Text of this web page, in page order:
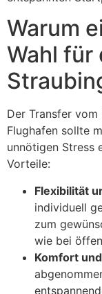
Warum
Wahl für
Der Transfer
Flughafen sollte
unnötigen Stress
Vorteile:
Flexibilität
individuell
zum
wie bei
Komfort